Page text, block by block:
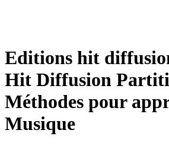
Editions hit
Hit Diffusion
Méthodes pour
Musique